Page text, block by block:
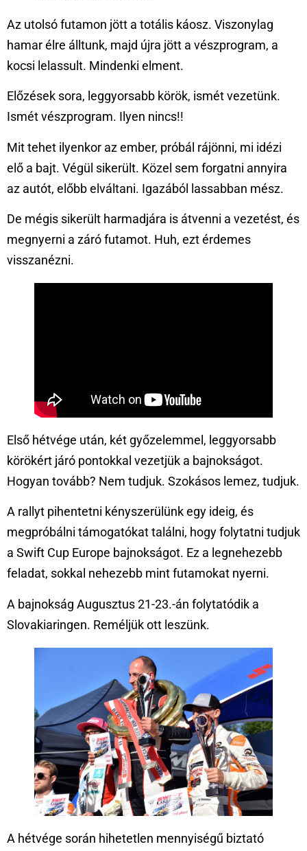
Az utolsó futamon jött a totális káosz. Viszonylag
hamar élre álltunk, majd újra jött a vészprogram, a
kocsi lelassult. Mindenki elment.
Előzések sora, leggyorsabb körök, ismét vezetünk.
Ismét vészprogram. Ilyen nincs!!
Mit tehet ilyenkor az ember, próbál rájönni, mi idézi
elő a bajt. Végül sikerült. Közel sem forgatni annyira
az autót, előbb elváltani. Igazából lassabban mész.
De mégis sikerült harmadjára is átvenni a vezetést, és
megnyerni a záró futamot. Huh, ezt érdemes
visszanézni.
Első hétvége után, két győzelemmel, leggyorsabb
körökért járó pontokkal vezetjük a bajnokságot.
Hogyan tovább? Nem tudjuk. Szokásos lemez, tudjuk.
A rallyt pihentetni kényszerülünk egy ideig, és
megpróbálni támogatókat találni, hogy folytatni tudjuk
a Swift Cup Europe bajnokságot. Ez a legnehezebb
feladat, sokkal nehezebb mint futamokat nyerni.
A bajnokság Augusztus 21-23.-án folytatódik a
Slovakiaringen. Reméljük ott leszünk.
A hétvége során hihetetlen mennyiségű biztató